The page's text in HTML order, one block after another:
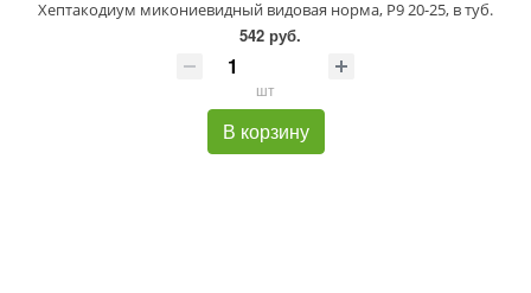
Хептакодиум микониевидный видовая норма, P9 20-25, в туб.
542 руб.
шт
В корзину